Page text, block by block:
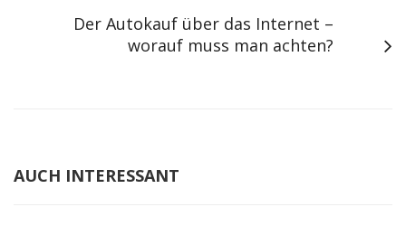
Der Autokauf über das Internet –
worauf muss man achten?
AUCH INTERESSANT